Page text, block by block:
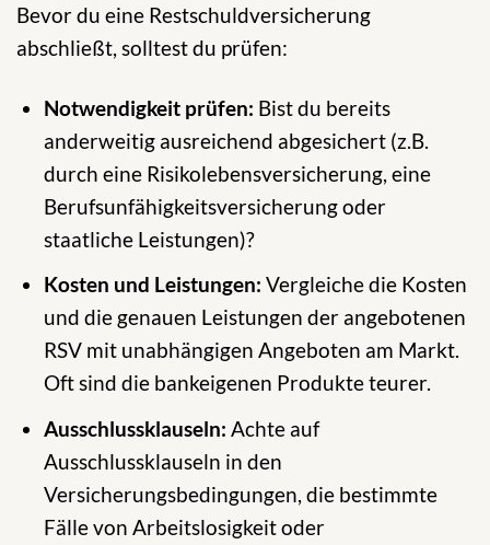
Bevor du eine Restschuldversicherung
abschließt, solltest du prüfen:
Notwendigkeit prüfen: Bist du bereits
anderweitig ausreichend abgesichert (z.B.
durch eine Risikolebensversicherung, eine
Berufsunfähigkeitsversicherung oder
staatliche Leistungen)?
Kosten und Leistungen: Vergleiche die Kosten
und die genauen Leistungen der angebotenen
RSV mit unabhängigen Angeboten am Markt.
Oft sind die bankeigenen Produkte teurer.
Ausschlussklauseln: Achte auf
Ausschlussklauseln in den
Versicherungsbedingungen, die bestimmte
Fälle von Arbeitslosigkeit oder